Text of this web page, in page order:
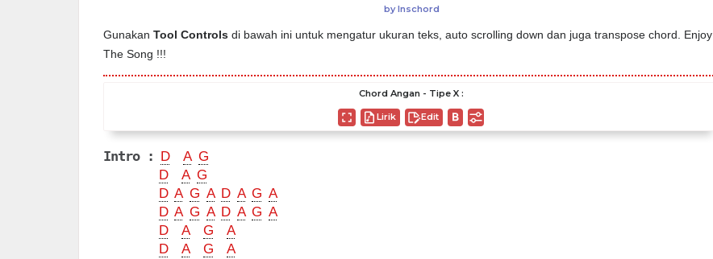
byInschord
Gunakan Tool Controls di bawah ini untuk mengatur ukuran teks, auto scrolling down dan juga transpose chord. Enjoy
The Song !!!
Chord Angan - Tipe X :
Lirik Edit
Intro : D A G
D
A G
D A G A D A G A
D A G A D A G A
D
A G
A
D
A G
A